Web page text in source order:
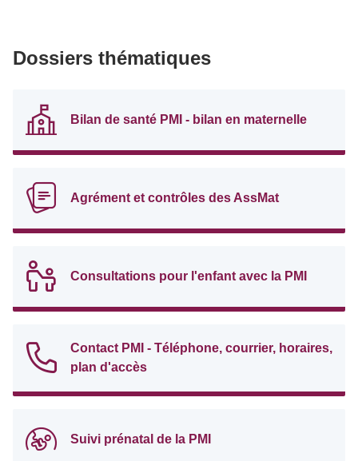
Dossiers thématiques
Bilan de santé PMI - bilan en maternelle
Agrément et contrôles des AssMat
Consultations pour l'enfant avec la PMI
Contact PMI - Téléphone, courrier, horaires,
plan d'accès
Suivi prénatal de la PMI